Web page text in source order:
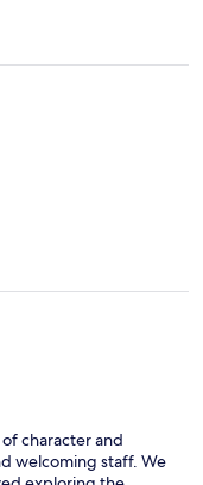
character and
welcoming staff. We